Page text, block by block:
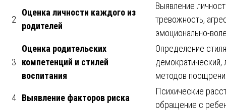
2
Оценка личности каждого из
родителей
Выявление
тревожность,
эмоционально-
3
Оценка родительских
компетенций и стилей
воспитания
Определение
демократический,
методов
4 Выявление факторов риска
Психические
обращение с